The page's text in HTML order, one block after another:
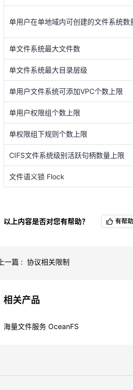
单文件系统最大目录层级
单用户文件系统可添加VPC个数上限
单用户权限组个数上限
单权限组下规则个数上限
文件语义锁 Flock
单用户在单地域内可创建的文件系统数
单文件系统最大文件数
单文件系统最大目录层级
单用户文件系统可添加VPC个数上限
单用户权限组个数上限
单权限组下规则个数上限
CIFS文件系统级别活跃句柄数量上限
文件语义锁 Flock
以上内容是否对您有帮助？ 有帮助
上一篇 : 协议相关限制
相关产品
海量文件服务 OceanFS